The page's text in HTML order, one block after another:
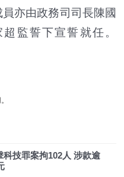
亦由政務司司長陳國
監誓下宣誓就任。
科技罪案拘102人 涉款逾